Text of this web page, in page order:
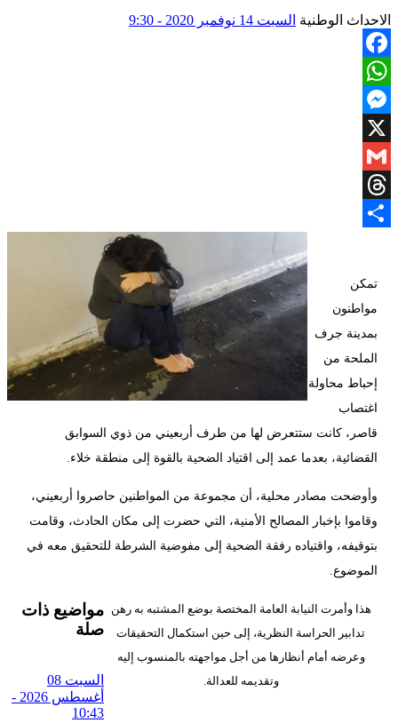
الاحداث الوطنية السبت 14 نوفمبر 2020 - 9:30
Facebook
WhatsApp
Messenger
X
Gmail
Threads
تمكن
مواطنون
بمدينة جرف
الملحة من
إحباط محاولة
اغتصاب
قاصر، كانت ستتعرض لها من طرف أربعيني من ذوي السوابق
القضائية، بعدما عمد إلى اقتياد الضحية بالقوة إلى منطقة خلاء.
وأوضحت مصادر محلية، أن مجموعة من المواطنين حاصروا أربعيني،
وقاموا بإخبار المصالح الأمنية، التي حضرت إلى مكان الحادث، وقامت
بتوقيفه، واقتياده رفقة الضحية إلى مفوضية الشرطة للتحقيق معه في
الموضوع.
هذا وأمرت النيابة العامة المختصة بوضع المشتبه به رهن
تدابير الحراسة النظرية، إلى حين استكمال التحقيقات
وعرضه أمام أنظارها من أجل مواجهته بالمنسوب إليه
وتقديمه للعدالة.
مواضيع ذات
صلة
السبت 08
أغسطس 2026 -
10:43